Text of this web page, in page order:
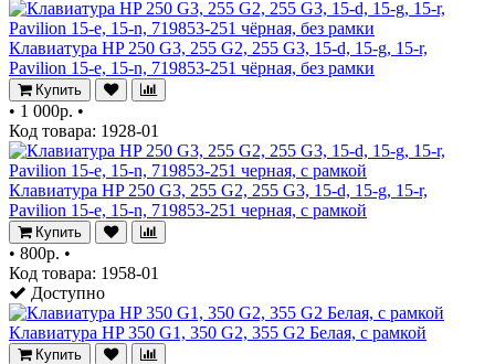
Клавиатура HP 250 G3, 255 G2, 255 G3, 15-d, 15-g, 15-r,
Pavilion 15-e, 15-n, 719853-251 чёрная, без рамки
Купить
• 1 000р. •
Код товара: 1928-01
Клавиатура HP 250 G3, 255 G2, 255 G3, 15-d, 15-g, 15-r,
Pavilion 15-e, 15-n, 719853-251 черная, с рамкой
Купить
• 800р. •
Код товара: 1958-01
Доступно
Клавиатура HP 350 G1, 350 G2, 355 G2 Белая, с рамкой
Купить